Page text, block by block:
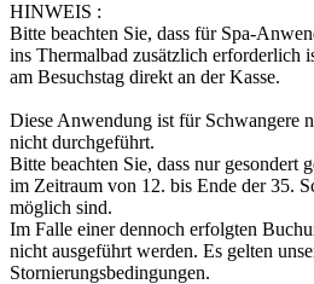
HINWEIS :
Bitte beachten Sie, dass für Spa-
ins Thermalbad zusätzlich erforderlich
am Besuchstag direkt an der Kasse.
Diese Anwendung ist für Schwangere
nicht durchgeführt.
Bitte beachten Sie, dass nur gesondert
im Zeitraum von 12. bis Ende der 35.
möglich sind.
Im Falle einer dennoch erfolgten
nicht ausgeführt werden. Es gelten
Stornierungsbedingungen.